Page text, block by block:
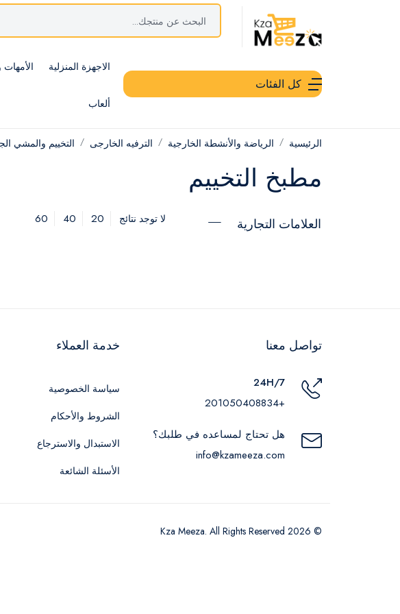
كل الفئات
الاجهزة المنزلية الأمهات
ألعاب
الرئيسية الرياضة والأنشطة الخارجية الترفيه الخارجى التخييم والمشي
مطبخ التخييم
العلامات التجارية لا توجد نتائج 20
40
60
تواصل معنا
24H/7
+201050408834
هل تحتاج لمساعده في طلبك؟
info@kzameeza.com
خدمة العملاء
سياسة الخصوصية
الشروط والأحكام
الاستبدال والاسترجاع
الأسئلة الشائعة
© 2026 Kza Meeza. All Rights Reserved